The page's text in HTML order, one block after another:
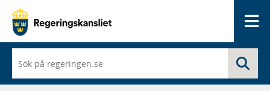
du
börjar
skriva